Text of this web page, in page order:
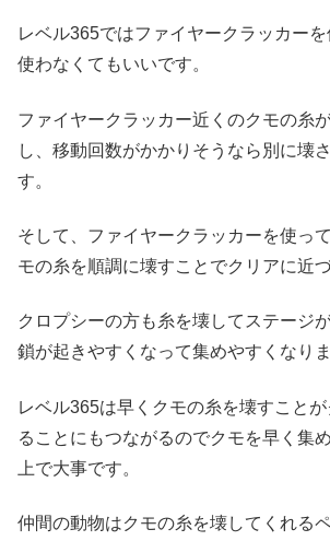
レベル365ではファイヤークラッカーを
使わなくてもいいです。
ファイヤークラッカー近くのクモの糸
し、移動回数がかかりそうなら別に壊
す。
そして、ファイヤークラッカーを使っ
モの糸を順調に壊すことでクリアに近づ
クロプシーの方も糸を壊してステージ
鎖が起きやすくなって集めやすくなりま
レベル365は早くクモの糸を壊すこと
ることにもつながるのでクモを早く集
上で大事です。
仲間の動物はクモの糸を壊してくれる